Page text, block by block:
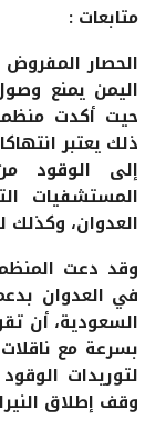
متابعات :
الحصار
اليمن يمنع
حيت أكدت
ذلك يعتبر
إلى الوقود
المستشفيات
العدوان، وكذلك
وقد دعت
في العدوان
السعودية، أن
بسرعة مع
لتوريدات
وقف إطلاق